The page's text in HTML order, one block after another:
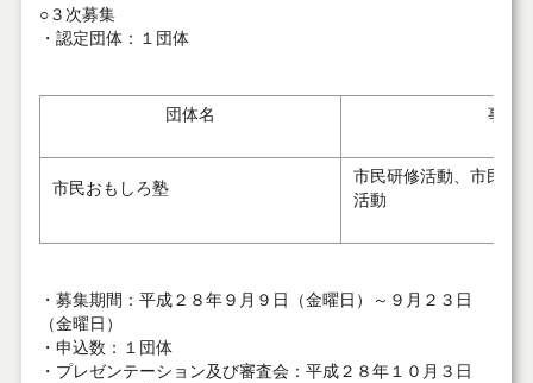
○３次募集
・認定団体：１団体
団体名 事業
市民おもしろ塾
市民研修活動、市民ま
活動
・募集期間：平成２８年９月９日（金曜日）～９月２３日
（金曜日）
・申込数：１団体
・プレゼンテーション及び審査会：平成２８年１０月３日